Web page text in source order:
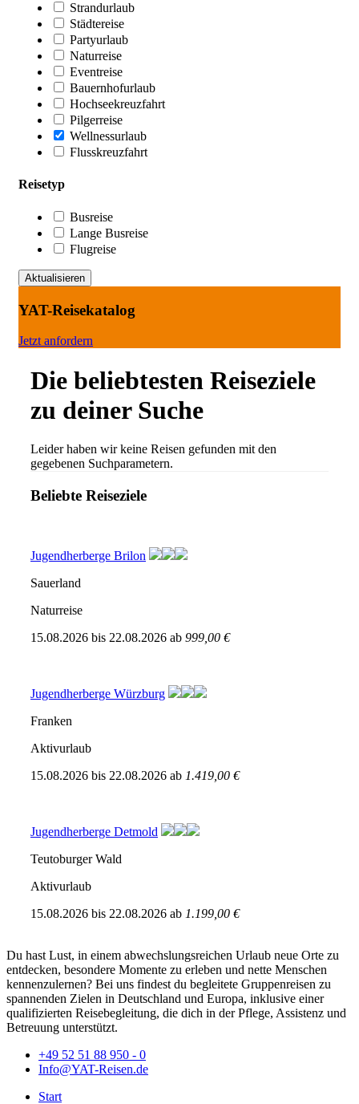
Strandurlaub
Städtereise
Partyurlaub
Naturreise
Eventreise
Bauernhofurlaub
Hochseekreuzfahrt
Pilgerreise
Wellnessurlaub
Flusskreuzfahrt
Reisetyp
Busreise
Lange Busreise
Flugreise
YAT-Reisekatalog
Jetzt anfordern
Die beliebtesten Reiseziele
zu deiner Suche
Leider haben wir keine Reisen gefunden mit den
gegebenen Suchparametern.
Beliebte Reiseziele
Jugendherberge Brilon
Sauerland
Naturreise
15.08.2026 bis 22.08.2026 ab 999,00 €
Jugendherberge Würzburg
Franken
Aktivurlaub
15.08.2026 bis 22.08.2026 ab 1.419,00 €
Jugendherberge Detmold
Teutoburger Wald
Aktivurlaub
15.08.2026 bis 22.08.2026 ab 1.199,00 €
Du hast Lust, in einem abwechslungsreichen Urlaub neue Orte zu
entdecken, besondere Momente zu erleben und nette Menschen
kennenzulernen? Bei uns findest du begleitete Gruppenreisen zu
spannenden Zielen in Deutschland und Europa, inklusive einer
qualifizierten Reisebegleitung, die dich in der Pflege, Assistenz und
Betreuung unterstützt.
+49 52 51 88 950 - 0
Info@YAT-Reisen.de
Start